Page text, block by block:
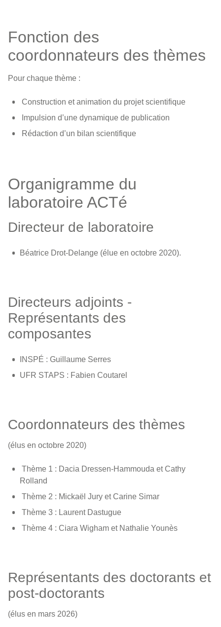
Fonction des
coordonnateurs des thèmes
Pour chaque thème :
Construction et animation du projet scientifique
Impulsion d’une dynamique de publication
Rédaction d’un bilan scientifique
Organigramme du
laboratoire ACTé
Directeur de laboratoire
Béatrice Drot-Delange (élue en octobre 2020).
Directeurs adjoints -
Représentants des
composantes
INSPÉ : Guillaume Serres
UFR STAPS : Fabien Coutarel
Coordonnateurs des thèmes
(élus en octobre 2020)
Thème 1 : Dacia Dressen-Hammouda et Cathy
Rolland
­ Thème 2 : Mickaël Jury et Carine Simar
­ Thème 3 : Laurent Dastugue
­ Thème 4 : Ciara Wigham et Nathalie Younès
Représentants des doctorants et
post-doctorants
(élus en mars 2026)